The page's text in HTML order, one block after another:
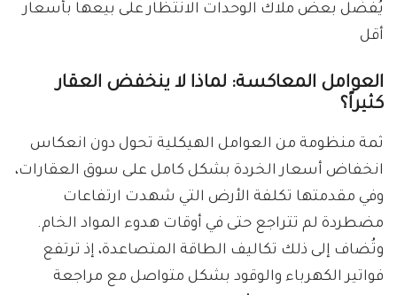
يُفضّل بعض ملاك الوحدات الانتظار على بيعها بأسعار
أقل
العوامل المعاكسة: لماذا لا ينخفض العقار
كثيراً؟
ثمة منظومة من العوامل الهيكلية تحول دون انعكاس
انخفاض أسعار الخردة بشكل كامل على سوق العقارات،
وفي مقدمتها تكلفة الأرض التي شهدت ارتفاعات
مضطردة لم تتراجع حتى في أوقات هدوء المواد الخام.
وتُضاف إلى ذلك تكاليف الطاقة المتصاعدة، إذ ترتفع
فواتير الكهرباء والوقود بشكل متواصل مع مراجعة